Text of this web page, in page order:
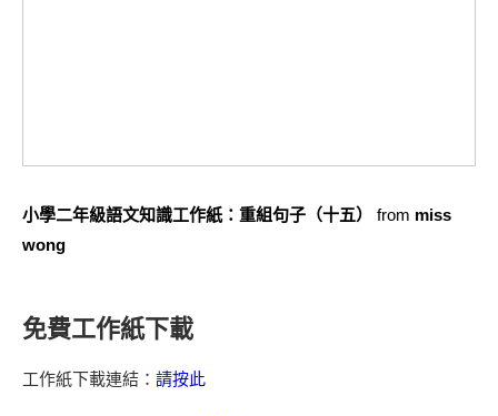
小學二年級語文知識工作紙：重組句子（十五） from miss
wong
免費工作紙下載
工作紙下載連結： 請按此